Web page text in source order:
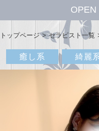
OPEN
トップページ セラピスト一覧
癒し系 綺麗